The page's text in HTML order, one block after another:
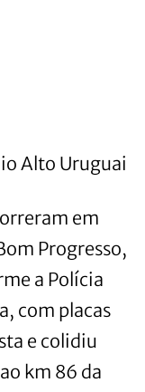
Alto Uruguai
em
Progresso,
a Polícia
com placas
e colidiu
km 86 da